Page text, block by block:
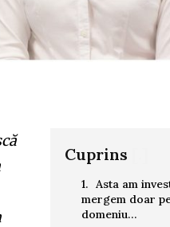
Cuprins
Asta am
mergem doar
domeniu…